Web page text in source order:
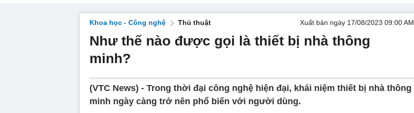
Khoa học - Công nghệ Thủ thuật Xuất bản ngày 17/08/2023 09:00 AM
Như thế nào được gọi là thiết bị nhà thông
minh?
(VTC News) - Trong thời đại công nghệ hiện đại, khái niệm thiết bị nhà thông
minh ngày càng trở nên phổ biến với người dùng.